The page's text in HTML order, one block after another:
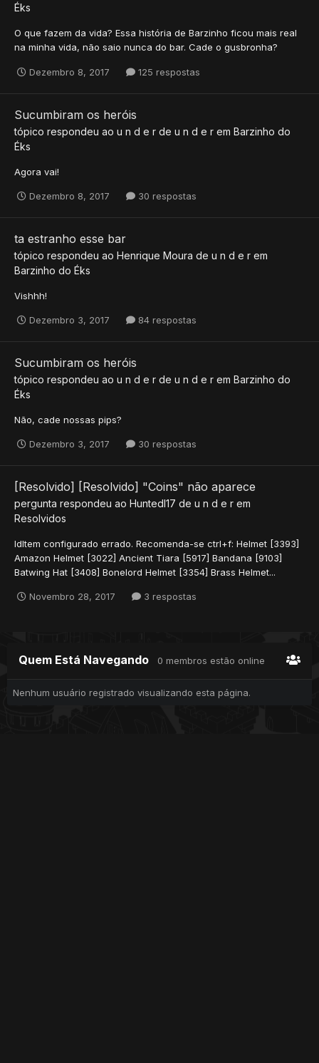
Éks
O que fazem da vida? Essa história de Barzinho ficou mais real
na minha vida, não saio nunca do bar. Cade o gusbronha?
Dezembro 8, 2017 125 respostas
Sucumbiram os heróis
tópico respondeu ao u n d e r de u n d e r em Barzinho do
Éks
Agora vai!
Dezembro 8, 2017 30 respostas
ta estranho esse bar
tópico respondeu ao Henrique Moura de u n d e r em
Barzinho do Éks
Vishhh!
Dezembro 3, 2017 84 respostas
Sucumbiram os heróis
tópico respondeu ao u n d e r de u n d e r em Barzinho do
Éks
Não, cade nossas pips?
Dezembro 3, 2017 30 respostas
[Resolvido] [Resolvido] "Coins" não aparece
pergunta respondeu ao Huntedl17 de u n d e r em
Resolvidos
IdItem configurado errado. Recomenda-se ctrl+f: Helmet [3393]
Amazon Helmet [3022] Ancient Tiara [5917] Bandana [9103]
Batwing Hat [3408] Bonelord Helmet [3354] Brass Helmet...
Novembro 28, 2017 3 respostas
Quem Está Navegando 0 membros estão online
Nenhum usuário registrado visualizando esta página.